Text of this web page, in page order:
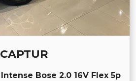
CAPTUR
Intense Bose 2.0 16V Flex 5p